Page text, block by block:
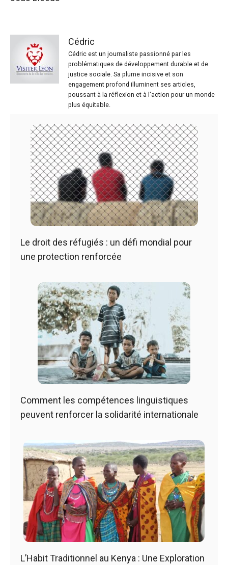
Cédric
Cédric est un journaliste passionné par les
problématiques de développement durable et de
justice sociale. Sa plume incisive et son
engagement profond illuminent ses articles,
poussant à la réflexion et à l'action pour un monde
plus équitable.
Le droit des réfugiés : un défi mondial pour
une protection renforcée
Comment les compétences linguistiques
peuvent renforcer la solidarité internationale
L’Habit Traditionnel au Kenya : Une Exploration